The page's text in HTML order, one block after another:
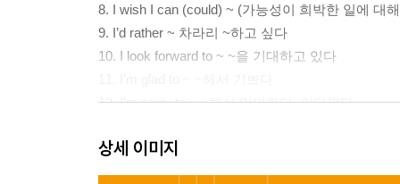
8. I wish I can (could) ~ (가능성이 희박한 일에 대
9. I’d rather ~ 차라리 ~하고 싶다
10. I look forward to ~ ~을 기대하고 있다
12. I’m sorry to ~ ~해서 미안하다, 안타깝다
14. I feel good about ~ ~에 대해 기분이 좋다
15. I feel bad about ~ ~이 안타깝다, 마음에 걸린다
상세 이미지